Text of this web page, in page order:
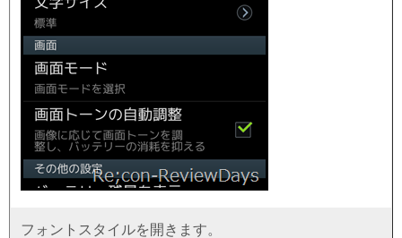
フォントスタイルを開きます。